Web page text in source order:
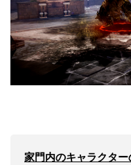
家門内のキャラクタ